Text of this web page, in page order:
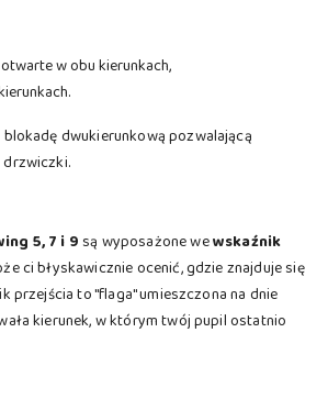
w obu kierunkach,
dwukierunkową pozwalającą
5, 7 i 9 są wyposażone wewskaźnik
ci błyskawicznie ocenić, gdzie znajduje się
przejścia to "flaga" umieszczona na dnie
kierunek, w którym twój pupil ostatnio